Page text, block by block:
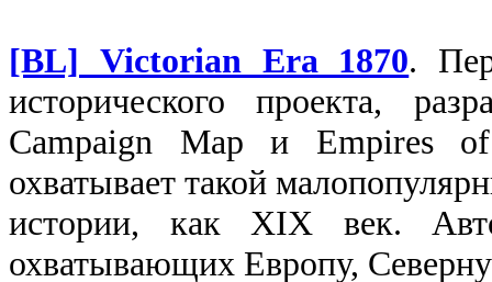
[BL] Victorian Era 1870.
исторического проекта,
Campaign Map и Empires
охватывает такой
истории, как XIX век.
охватывающих Европу,